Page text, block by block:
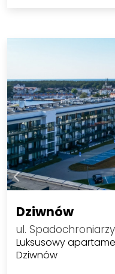
Dziwnów
ul.
Luksusowy
Dziwnów